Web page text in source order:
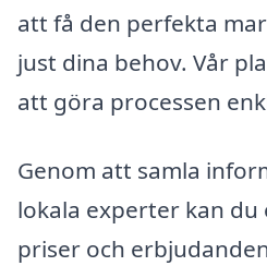
att få den perfekta
just dina behov. Vår
att göra processen
Genom att samla
lokala experter kan du
priser och